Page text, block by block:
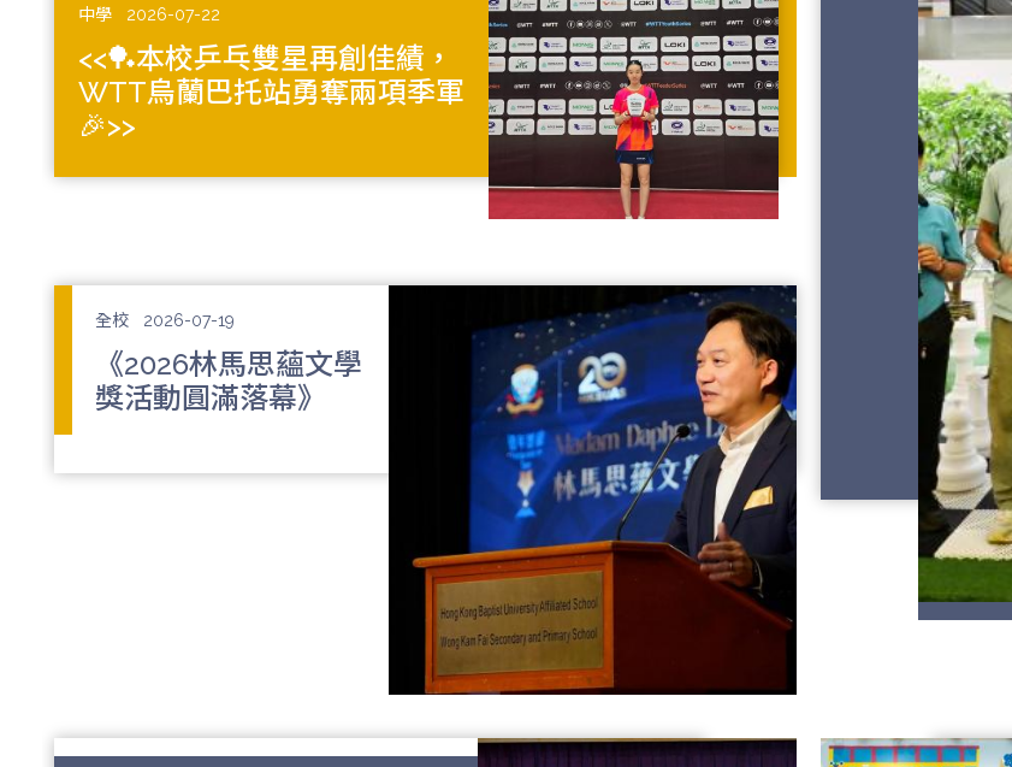
中學 2026-07-22
<<🏓本校乒乓雙星再創佳績，
WTT烏蘭巴托站勇奪兩項季軍
🎉>>
全校 2026-07-19
《2026林馬思蘊文學
獎活動圓滿落幕》